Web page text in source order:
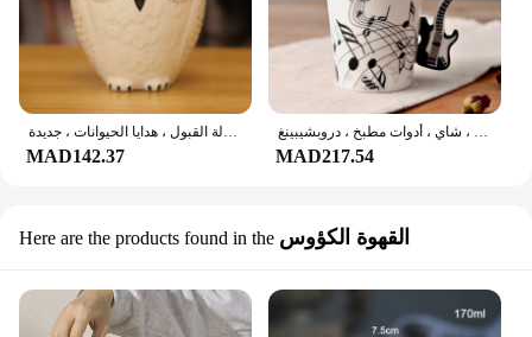
كوب سيراميك ساحر للقهوة ، بومة صبي ، مدرسة السحر والسحر ، كأس رسول رسالة القبول ، هدايا الحيوانات ، جديدة
MAD142.37
أكواب قهوة من السيراميك بتصميم الجيتار ، آلة موسيقية ، ملاحظة موسيقية ، أكواب للقهوة ، حليب ، شاي ، أدوات مطبخ ، دروبشيبينغ
MAD217.54
Here are the products found in the القهوة الكؤوس